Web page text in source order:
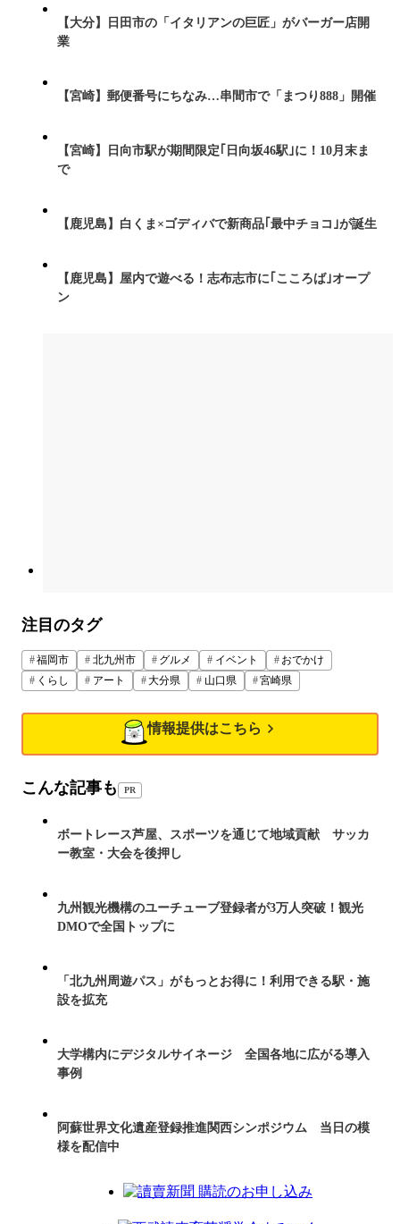
【大分】日田市の「イタリアンの巨匠」がバーガー店開
業
【宮崎】郵便番号にちなみ…串間市で「まつり888」開催
【宮崎】日向市駅が期間限定｢日向坂46駅｣に！10月末ま
で
【鹿児島】白くま×ゴディバで新商品｢最中チョコ｣が誕生
【鹿児島】屋内で遊べる！志布志市に｢こころば｣オープ
ン
注目のタグ
福岡市 北九州市 グルメ イベント
おでかけ
くらし
アート 大分県 山口県 宮崎県
情報提供はこちら
こんな記事も PR
ボートレース芦屋、スポーツを通じて地域貢献 サッカ
ー教室・大会を後押し
九州観光機構のユーチューブ登録者が3万人突破！観光
DMOで全国トップに
「北九州周遊パス」がもっとお得に！利用できる駅・施
設を拡充
大学構内にデジタルサイネージ 全国各地に広がる導入
事例
阿蘇世界文化遺産登録推進関西シンポジウム 当日の模
様を配信中